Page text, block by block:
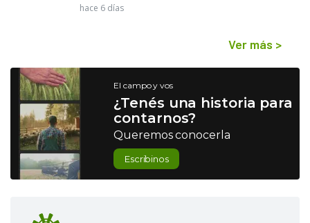
hace 6 días
Ver más >
El campo y vos
¿Tenés una historia para
contarnos?
Queremos conocerla
Escribinos